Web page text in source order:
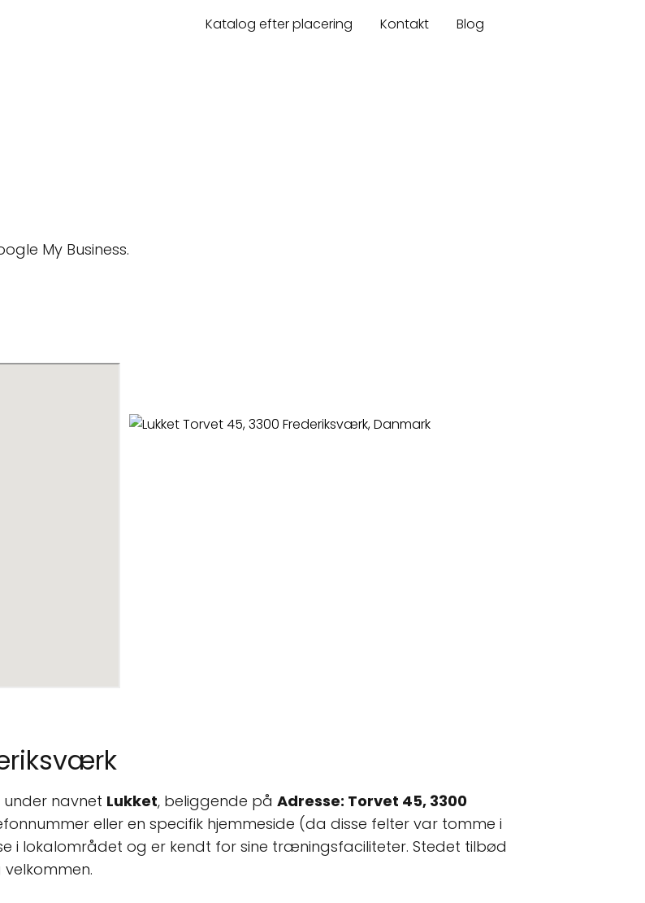
Katalog efter placering Kontakt Blog
My Business.
navnet Lukket, beliggende på Adresse: Torvet 45, 3300
eller en specifik hjemmeside (da disse felter var tomme i
i lokalområdet og er kendt for sine træningsfaciliteter. Stedet tilbød